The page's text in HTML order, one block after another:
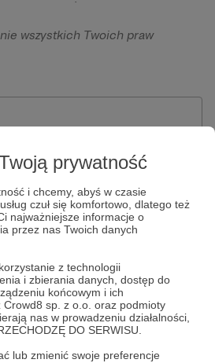
prywatność
i chcemy, abyś w czasie
czuł się komfortowo, dlatego też
najważniejsze informacje o
przez nas Twoich danych
z technologii
i zbierania danych, dostęp do
końcowym i ich
Crowd8 sp. z o.o. oraz podmioty
nas w prowadzeniu działalności,
DO SERWISU.
lub zmienić swoje preferencje
ul. Żwirki i Wigury 16, 02-
osobowe będą przetwarzane w
umowy zawartej z Tobą, w
dokonywania oraz
na naszej platformie oraz
wszystkich Twoich praw
rozporządzenia o ochronie
zautomatyzowanemu
tym profilowaniu, a także prawo
dla osób niepełnoletnich możliwa
formularza "Zgodna na
niepełnoletnią", formularz
regulaminu Patronite.pl.